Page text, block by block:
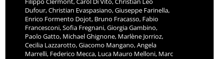
Dufour, Christian Evaspasiano, Giuseppe Farinella,
Enrico Formento Dojot, Bruno Fracasso, Fabio
Francesconi, Sofia Fregnani, Giorgia Gambino,
Paolo Gatto, Michael Ghignone, Marlène Jorrioz,
Cecilia Lazzarotto, Giacomo Mangano, Angela
Marrelli, Federico Mecca, Luca Mauro Melloni, Marc